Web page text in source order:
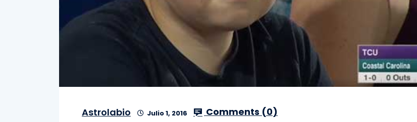
Astrolabio Julio 1, 2016 Comments (0)